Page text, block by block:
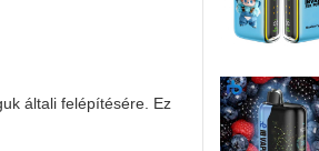
általi felépítésére. Ez